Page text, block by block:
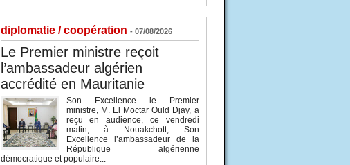
diplomatie / coopération - 07/08/2026
Le Premier ministre reçoit
l’ambassadeur algérien
accrédité en Mauritanie
Son Excellence le Premier
ministre, M. El Moctar Ould Djay, a
reçu en audience, ce vendredi
matin, à Nouakchott, Son
Excellence l’ambassadeur de la
République algérienne
démocratique et populaire...